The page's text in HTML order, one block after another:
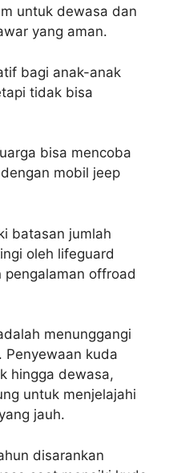
untuk dewasa dan
yang aman.
bagi anak-anak
tidak bisa
bisa mencoba
mobil jeep
batasan jumlah
oleh lifeguard
pengalaman offroad
menunggangi
Penyewaan kuda
hingga dewasa,
untuk menjelajahi
jauh.
disarankan